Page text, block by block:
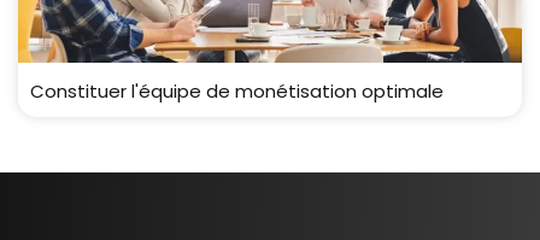
Constituer l'équipe de monétisation optimale